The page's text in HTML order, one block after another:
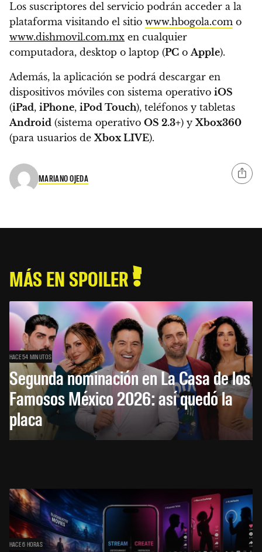
Los suscriptores del servicio podrán acceder a la
plataforma visitando el sitio www.hbogola.com o
www.dishmovil.com.mx en cualquier
computadora, desktop o laptop (PC oApple).
Además, la aplicación se podrá descargar en
dispositivos móviles con sistema operativo iOS
(iPad, iPhone, iPod Touch), teléfonos y tabletas
Android (sistema operativo OS 2.3+) y Xbox360
(para usuarios de Xbox LIVE).
MARIANO OJEDA
MÁS EN SPOILER
HACE 54 MINUTOS
Segunda nominación en La Casa de los
Famosos México 2026: así quedó la
placa
HACE 6 HORAS